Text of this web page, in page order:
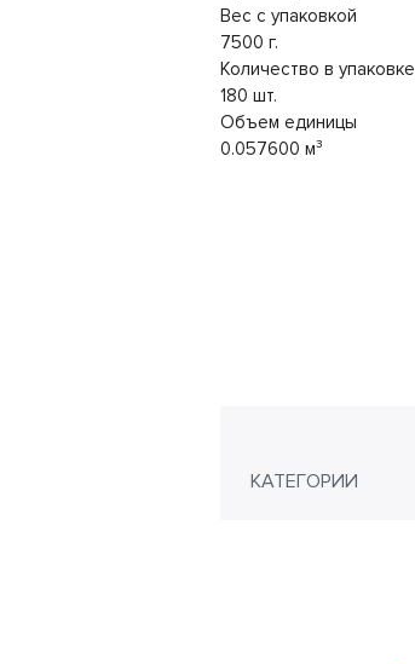
Вес с упаковкой
7500 г.
Количество в упаковке
180 шт.
Объем единицы
0.057600 м³
КАТЕГОРИИ